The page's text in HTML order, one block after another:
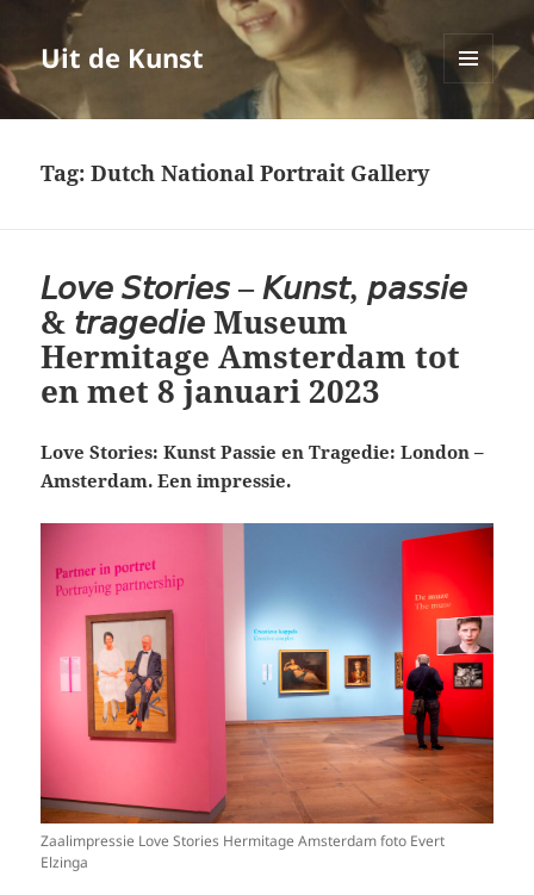
Uit de Kunst
MENU
EN
Tag:Dutch National Portrait Gallery
𝘓𝘰𝘷𝘦 𝘚𝘵𝘰𝘳𝘪𝘦𝘴 – 𝘒𝘶𝘯𝘴𝘵, 𝘱𝘢𝘴𝘴𝘪𝘦
& 𝘵𝘳𝘢𝘨𝘦𝘥𝘪𝘦 Museum
Hermitage Amsterdam tot
en met 8 januari 2023
Love Stories: Kunst Passie en Tragedie: London –
Amsterdam. Een impressie.
Zaalimpressie Love Stories Hermitage Amsterdam foto Evert
Elzinga